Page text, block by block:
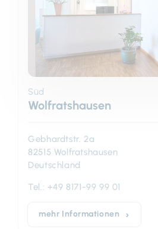
Süd
Wolfratshausen
Gebhardtstr. 2a
82515 Wolfratshausen
Deutschland
Tel.: +49 8171-99 99 01
mehr Informationen